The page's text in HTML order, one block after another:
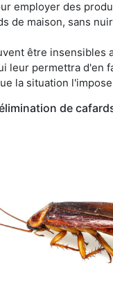
employer des
de maison, sans
être insensibles
leur permettra d'en
la situation
de